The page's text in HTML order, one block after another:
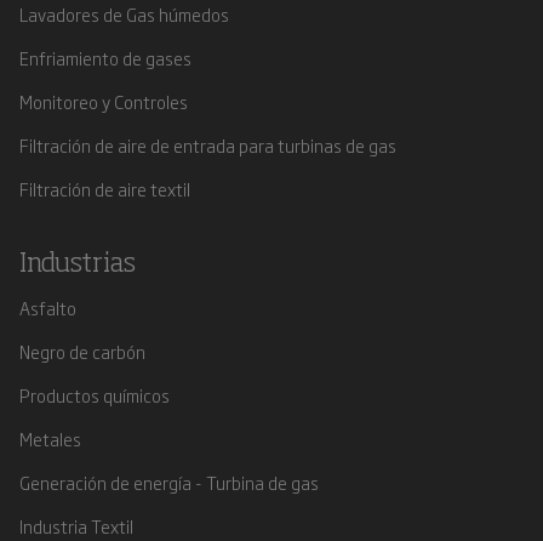
Lavadores de Gas húmedos
Enfriamiento de gases
Monitoreo y Controles
Filtración de aire de entrada para turbinas de gas
Filtración de aire textil
Industrias
Asfalto
Negro de carbón
Productos químicos
Metales
Generación de energía - Turbina de gas
Industria Textil